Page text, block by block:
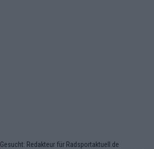
Gesucht: Redakteur für Radsportaktuell.de